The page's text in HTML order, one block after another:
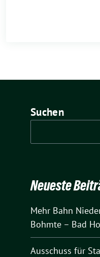
Suchen
Neueste
Mehr Bahn
Bohmte – Bad
Ausschuss für